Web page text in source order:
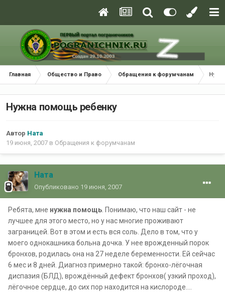
Главная Общество и Право Обращения к форумчанам
Нужна помощь ребенку
Автор Ната
19 июня, 2007 в Обращения к форумчанам
Ната
Опубликовано 19 июня, 2007
Ребята, мне нужна помощь. Понимаю, что наш сайт - не
лучшее для этого место, но у нас многие проживают
заграницей. Вот в этом и есть вся соль. Дело в том, что у
моего однокашника больна дочка. У нее врожденный порок
бронхов, родилась она на 27 неделе беременности. Ей сейчас
6 мес и 8 дней. Диагноз примерно такой: бронхо-лёгочная
диспазия (БЛД), врождённый дефект бронхов( узкий проход),
лёгочное сердце, до сих пор находится на кислороде....